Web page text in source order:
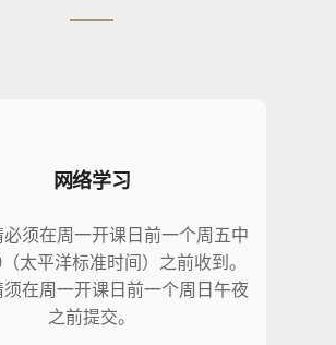
网络学习
必须在周一开课日前一个周五中
太平洋标准时间）之前收到。
须在周一开课日前一个周日午夜
之前提交。